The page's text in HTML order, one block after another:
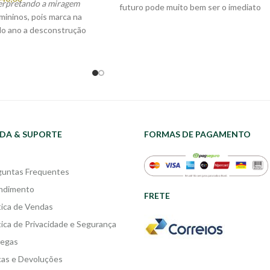
a miragem
pois marca na
ano a desconstrução
que vive em
da mulher é se
do não dito no
da história.
futuro pode muito bem ser o imediato
& SUPORTE
Frequentes
de Vendas
de Privacidade e Segurança
e Devoluções
FORMAS DE PAGAMENTO
FRETE